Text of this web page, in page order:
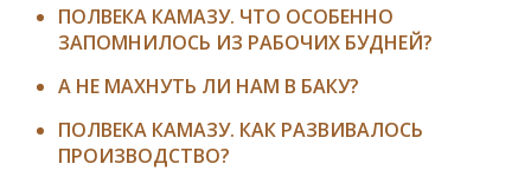
ПОЛВЕКА КАМАЗУ. ЧТО ОСОБЕННО
ЗАПОМНИЛОСЬ ИЗ РАБОЧИХ БУДНЕЙ?
А НЕ МАХНУТЬ ЛИ НАМ В БАКУ?
ПОЛВЕКА КАМАЗУ. КАК РАЗВИВАЛОСЬ
ПРОИЗВОДСТВО?